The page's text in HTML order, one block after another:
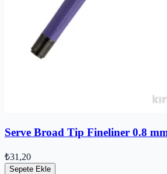
Serve Broad Tip Fineliner 0.8
₺31,20
Sepete Ekle